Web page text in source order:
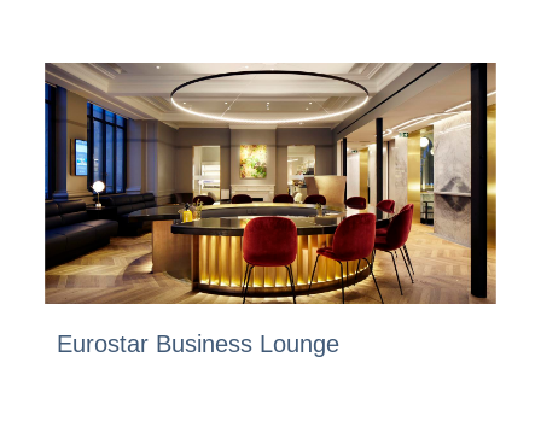
Eurostar Business Lounge